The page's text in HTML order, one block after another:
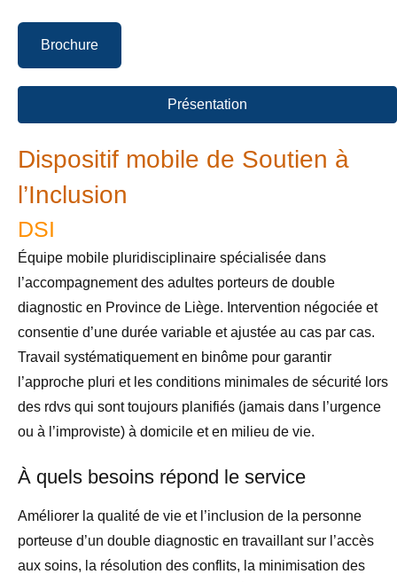
Brochure
Présentation
Dispositif mobile de Soutien à
l’Inclusion
DSI
Équipe mobile pluridisciplinaire spécialisée dans
l’accompagnement des adultes porteurs de double
diagnostic en Province de Liège. Intervention négociée et
consentie d’une durée variable et ajustée au cas par cas.
Travail systématiquement en binôme pour garantir
l’approche pluri et les conditions minimales de sécurité lors
des rdvs qui sont toujours planifiés (jamais dans l’urgence
ou à l’improviste) à domicile et en milieu de vie.
À quels besoins répond le service
Améliorer la qualité de vie et l’inclusion de la personne
porteuse d’un double diagnostic en travaillant sur l’accès
aux soins, la résolution des conflits, la minimisation des